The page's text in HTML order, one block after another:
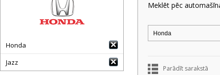
Honda
Jazz
Meklēt pēc
Parādīt sarakstā